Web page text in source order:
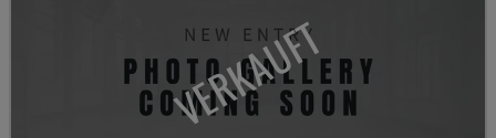
VERKAUFT